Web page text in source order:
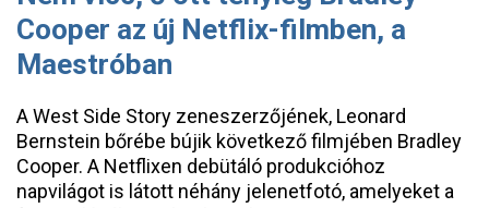
Cooper az új Netflix-filmben, a
Maestróban
A West Side Story zeneszerzőjének, Leonard
Bernstein bőrébe bújik következő filmjében Bradley
Cooper. A Netflixen debütáló produkcióhoz
napvilágot is látott néhány jelenetfotó, amelyeket a